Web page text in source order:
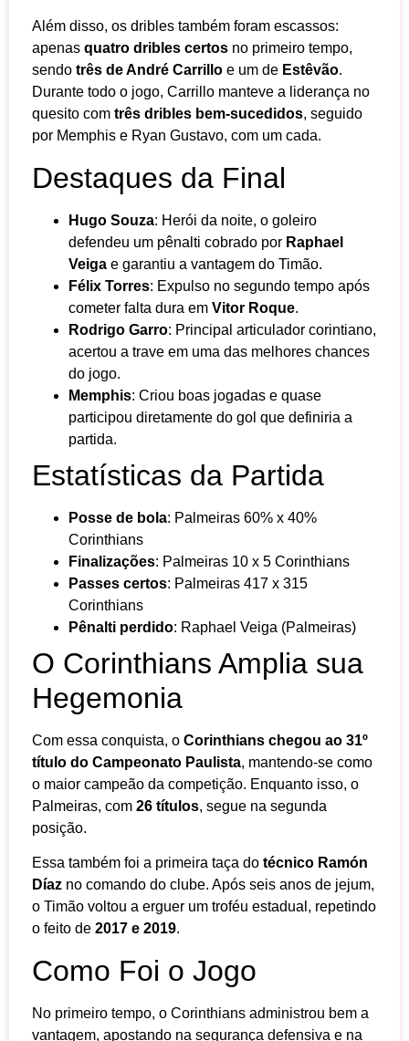
Além disso, os dribles também foram escassos:
apenas quatro dribles certos no primeiro tempo,
sendo três de André Carrillo e um de Estêvão.
Durante todo o jogo, Carrillo manteve a liderança no
quesito com três dribles bem-sucedidos, seguido
por Memphis e Ryan Gustavo, com um cada.
Destaques da Final
Hugo Souza: Herói da noite, o goleiro
defendeu um pênalti cobrado por Raphael
Veiga e garantiu a vantagem do Timão.
Félix Torres: Expulso no segundo tempo após
cometer falta dura em Vitor Roque.
Rodrigo Garro: Principal articulador corintiano,
acertou a trave em uma das melhores chances
do jogo.
Memphis: Criou boas jogadas e quase
participou diretamente do gol que definiria a
partida.
Estatísticas da Partida
Posse de bola: Palmeiras 60% x 40%
Corinthians
Finalizações: Palmeiras 10 x 5 Corinthians
Passes certos: Palmeiras 417 x 315
Corinthians
Pênalti perdido: Raphael Veiga (Palmeiras)
O Corinthians Amplia sua
Hegemonia
Com essa conquista, o Corinthians chegou ao 31º
título do Campeonato Paulista, mantendo-se como
o maior campeão da competição. Enquanto isso, o
Palmeiras, com 26 títulos, segue na segunda
posição.
Essa também foi a primeira taça do técnico Ramón
Díaz no comando do clube. Após seis anos de jejum,
o Timão voltou a erguer um troféu estadual, repetindo
o feito de 2017 e 2019.
Como Foi o Jogo
No primeiro tempo, o Corinthians administrou bem a
vantagem, apostando na segurança defensiva e na